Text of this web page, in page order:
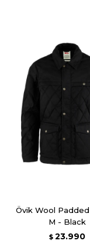
Övik Wool
M - Black
$ 23.990